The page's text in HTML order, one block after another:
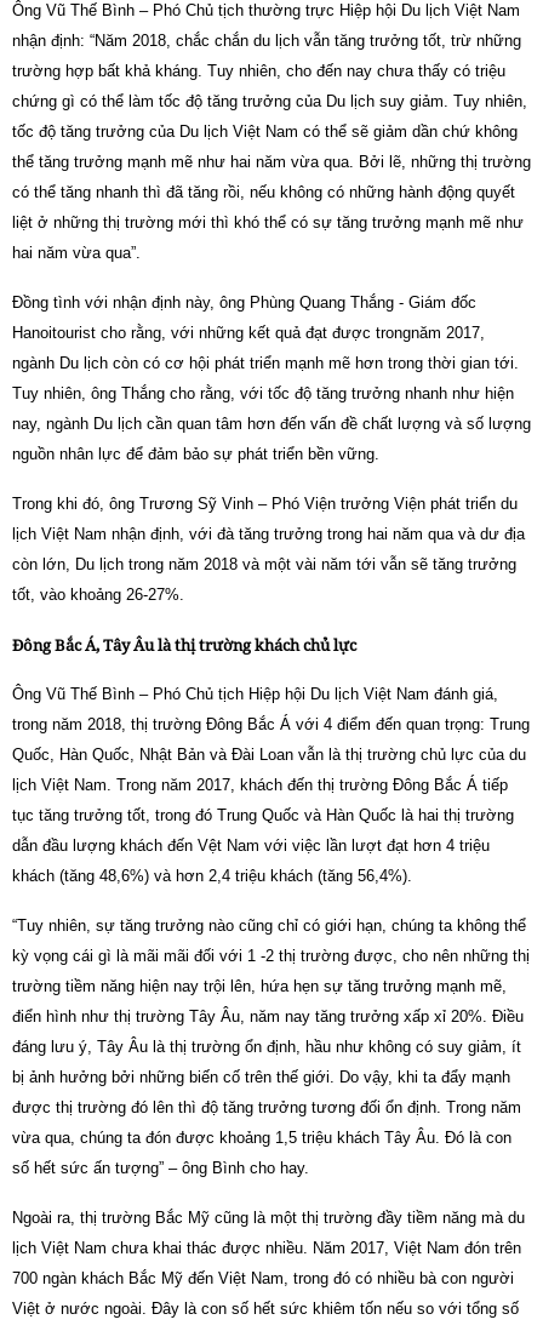
Ông Vũ Thế Bình – Phó Chủ tịch thường trực Hiệp hội Du lịch Việt Nam
nhận định: “Năm 2018, chắc chắn du lịch vẫn tăng trưởng tốt, trừ những
trường hợp bất khả kháng. Tuy nhiên, cho đến nay chưa thấy có triệu
chứng gì có thể làm tốc độ tăng trưởng của Du lịch suy giảm. Tuy nhiên,
tốc độ tăng trưởng của Du lịch Việt Nam có thể sẽ giảm dần chứ không
thể tăng trưởng mạnh mẽ như hai năm vừa qua. Bởi lẽ, những thị trường
có thể tăng nhanh thì đã tăng rồi, nếu không có những hành động quyết
liệt ở những thị trường mới thì khó thể có sự tăng trưởng mạnh mẽ như
hai năm vừa qua”.
Đồng tình với nhận định này, ông Phùng Quang Thắng - Giám đốc
Hanoitourist cho rằng, với những kết quả đạt được trongnăm 2017,
ngành Du lịch còn có cơ hội phát triển mạnh mẽ hơn trong thời gian tới.
Tuy nhiên, ông Thắng cho rằng, với tốc độ tăng trưởng nhanh như hiện
nay, ngành Du lịch cần quan tâm hơn đến vấn đề chất lượng và số lượng
nguồn nhân lực để đảm bảo sự phát triển bền vững.
Trong khi đó, ông Trương Sỹ Vinh – Phó Viện trưởng Viện phát triển du
lịch Việt Nam nhận định, với đà tăng trưởng trong hai năm qua và dư địa
còn lớn, Du lịch trong năm 2018 và một vài năm tới vẫn sẽ tăng trưởng
tốt, vào khoảng 26-27%.
Đông Bắc Á, Tây Âu là thị trường khách chủ lực
Ông Vũ Thế Bình – Phó Chủ tịch Hiệp hội Du lịch Việt Nam đánh giá,
trong năm 2018, thị trường Đông Bắc Á với 4 điểm đến quan trọng: Trung
Quốc, Hàn Quốc, Nhật Bản và Đài Loan vẫn là thị trường chủ lực của du
lịch Việt Nam. Trong năm 2017, khách đến thị trường Đông Bắc Á tiếp
tục tăng trưởng tốt, trong đó Trung Quốc và Hàn Quốc là hai thị trường
dẫn đầu lượng khách đến Vệt Nam với việc lần lượt đạt hơn 4 triệu
khách (tăng 48,6%) và hơn 2,4 triệu khách (tăng 56,4%).
“Tuy nhiên, sự tăng trưởng nào cũng chỉ có giới hạn, chúng ta không thể
kỳ vọng cái gì là mãi mãi đối với 1 -2 thị trường được, cho nên những thị
trường tiềm năng hiện nay trội lên, hứa hẹn sự tăng trưởng mạnh mẽ,
điển hình như thị trường Tây Âu, năm nay tăng trưởng xấp xỉ 20%. Điều
đáng lưu ý, Tây Âu là thị trường ổn định, hầu như không có suy giảm, ít
bị ảnh hưởng bởi những biến cố trên thế giới. Do vậy, khi ta đẩy mạnh
được thị trường đó lên thì độ tăng trưởng tương đối ổn định. Trong năm
vừa qua, chúng ta đón được khoảng 1,5 triệu khách Tây Âu. Đó là con
số hết sức ấn tượng” – ông Bình cho hay.
Ngoài ra, thị trường Bắc Mỹ cũng là một thị trường đầy tiềm năng mà du
lịch Việt Nam chưa khai thác được nhiều. Năm 2017, Việt Nam đón trên
700 ngàn khách Bắc Mỹ đến Việt Nam, trong đó có nhiều bà con người
Việt ở nước ngoài. Đây là con số hết sức khiêm tốn nếu so với tổng số